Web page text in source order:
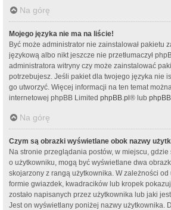
Na górę
Mojego języka nie ma na liście!
Być może administrator nie zainstalował pakietu
językową albo nikt jeszcze nie przetłumaczył
administratora witryny czy może zainstalować
potrzebujesz. Jeśli pakiet dla twojego języka nie
go utworzyć. Więcej informacji na ten temat
internetowej phpBB Limited phpBB.pl® lub
Na górę
Czym są obrazki wyświetlane obok nazwy
Na stronie przeglądania postów, w miejscu,
o użytkowniku, mogą być wyświetlane dwa
skojarzony z rangą użytkownika. W zależności
formie gwiazdek, kwadracików lub kropek
zostało napisanych przez użytkownika lub jaki
Jest on wyświetlany poniżej nazwy użytkownika.